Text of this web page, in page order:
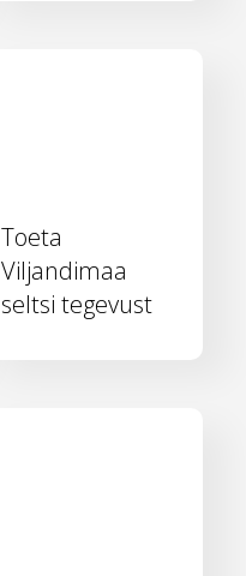
Toeta
Viljandimaa
seltsi tegevust